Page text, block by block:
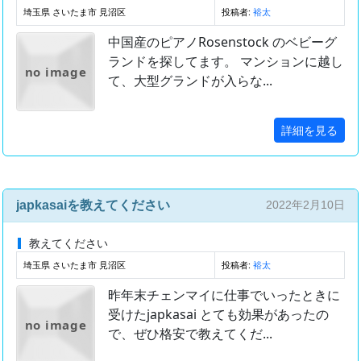
埼玉県 さいたま市 見沼区 投稿者: 裕太
no image
中国産のピアノRosenstock のベビーグ
ランドを探してます。 マンションに越し
て、大型グランドが入らな...
詳細を見る
japkasaiを教えてください 2022年2月10日
教えてください
埼玉県 さいたま市 見沼区 投稿者: 裕太
no image
昨年末チェンマイに仕事でいったときに
受けたjapkasai とても効果があったの
で、ぜひ格安で教えてくだ...